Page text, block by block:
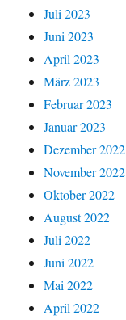
Juli 2023
Juni 2023
April 2023
März 2023
Februar 2023
Januar 2023
Dezember 2022
November 2022
Oktober 2022
August 2022
Juli 2022
Juni 2022
Mai 2022
April 2022